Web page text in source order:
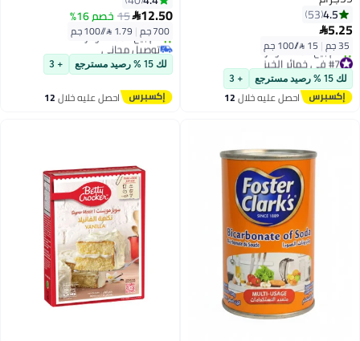
4.5
53
5.25
35 جم |
#7 في خمائر الخبز
توصيل مجاني
تم بيع +120 مؤخرًا
#7 في خمائر الخبز
لك 15 % رصيد مسترجع + 3
احصل عليه خلال12
12.50
15 خصم 16%
700 جم |
توصيل مجاني
بتخلّص بسرعة
تم بيع +100 مؤخرًا
توصيل مجاني
لك 15 % رصيد مسترجع + 3
احصل عليه خلال12